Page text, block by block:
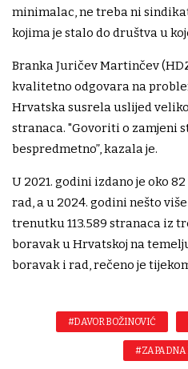
minimalac, ne treba ni
kojima je stalo do društva u
Branka Juričev Martinčev
kvalitetno odgovara na
Hrvatska susrela uslijed
stranaca. "Govoriti o zamjeni
bespredmetno”, kazala je.
U 2021. godini izdano je oko
rad, a u 2024. godini nešto
trenutku 113.589 stranaca iz
boravak u Hrvatskoj na
boravak i rad, rečeno je
#DAVOR BOŽINOVIĆ
#ZAPADNA